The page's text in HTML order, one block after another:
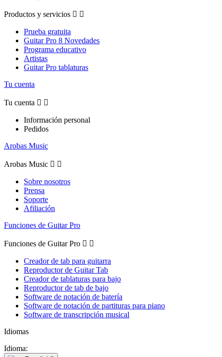
Productos y servicios  
Prueba gratuita
Guitar Pro 8 Novedades
Programa educativo
Artistas
Guitar Pro tablaturas
Tu cuenta
Tu cuenta  
Información personal
Pedidos
Arobas Music
Arobas Music  
Sobre nosotros
Prensa
Soporte
Afiliación
Funciones de Guitar Pro
Funciones de Guitar Pro  
Creador de tab para guitarra
Reproductor de Guitar Tab
Creador de tablaturas para bajo
Reproductor de tab de bajo
Software de notación de batería
Software de notación de partituras para piano
Software de transcripción musical
Idiomas
Idioma: